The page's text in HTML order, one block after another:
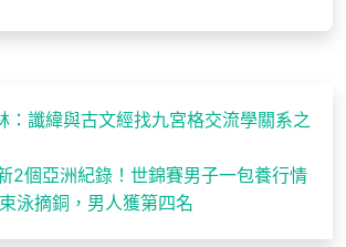
：讖緯與古文經找九宮格交流學關系之
2個亞洲紀錄！世錦賽男子一包養行情
泳摘銅，男人獲第四名